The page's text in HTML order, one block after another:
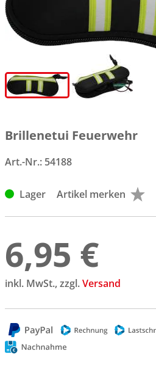
Brillenetui Feuerwehr
Art.-Nr.: 54188
Lager Artikel merken
6,95 €
inkl. MwSt., zzgl.Versand